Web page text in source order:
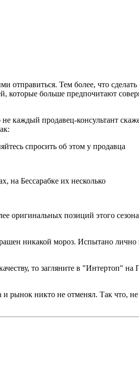
отправиться. Тем более, что
которые больше предпочитают
каждый продавец-консультант
спросить об этом у продавца
на Бессарабке их несколько
оригинальных позиций этого
никакой мороз. Испытано
то загляните в "Интертоп"
рынок никто не отменял. Так что,